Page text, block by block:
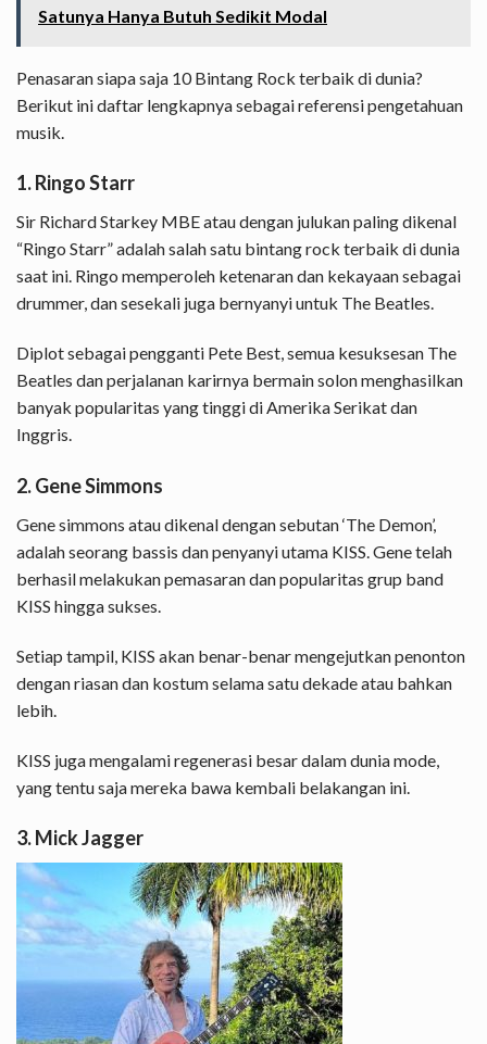
Satunya Hanya Butuh Sedikit Modal
Penasaran siapa saja 10 Bintang Rock terbaik di dunia?
Berikut ini daftar lengkapnya sebagai referensi pengetahuan
musik.
1. Ringo Starr
Sir Richard Starkey MBE atau dengan julukan paling dikenal
“Ringo Starr” adalah salah satu bintang rock terbaik di dunia
saat ini. Ringo memperoleh ketenaran dan kekayaan sebagai
drummer, dan sesekali juga bernyanyi untuk The Beatles.
Diplot sebagai pengganti Pete Best, semua kesuksesan The
Beatles dan perjalanan karirnya bermain solon menghasilkan
banyak popularitas yang tinggi di Amerika Serikat dan
Inggris.
2. Gene Simmons
Gene simmons atau dikenal dengan sebutan ‘The Demon’,
adalah seorang bassis dan penyanyi utama KISS. Gene telah
berhasil melakukan pemasaran dan popularitas grup band
KISS hingga sukses.
Setiap tampil, KISS akan benar-benar mengejutkan penonton
dengan riasan dan kostum selama satu dekade atau bahkan
lebih.
KISS juga mengalami regenerasi besar dalam dunia mode,
yang tentu saja mereka bawa kembali belakangan ini.
3. Mick Jagger